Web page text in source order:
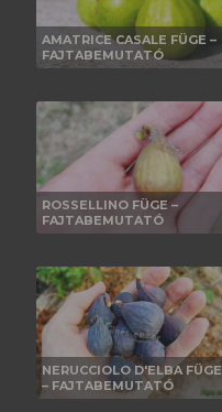
AMATRICE CASALE FÜGE –
FAJTABEMUTATÓ
ROSSELLINO FÜGE –
FAJTABEMUTATÓ
NERUCCIOLO D'ELBA FÜGE
– FAJTABEMUTATÓ